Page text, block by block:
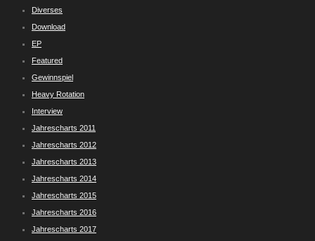
Diverses
Download
EP
Featured
Gewinnspiel
Heavy Rotation
Interview
Jahrescharts 2011
Jahrescharts 2012
Jahrescharts 2013
Jahrescharts 2014
Jahrescharts 2015
Jahrescharts 2016
Jahrescharts 2017